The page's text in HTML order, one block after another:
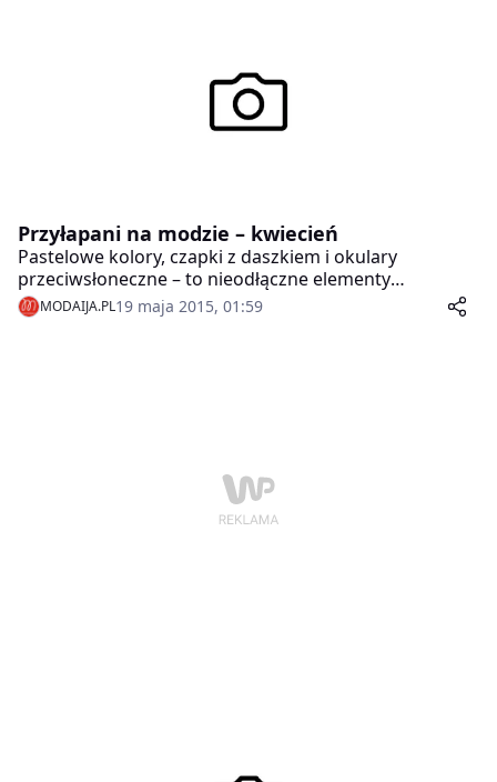
Przyłapani na modzie – kwiecień
Pastelowe kolory, czapki z daszkiem i okulary
przeciwsłoneczne – to nieodłączne elementy
kwietniowych uczestników akcji Galerii Krakowskiej
„Przyłapani na modzie”. Wiosna na stałe zagościła nie
MODAIJA.PL19 maja 2015, 01:59